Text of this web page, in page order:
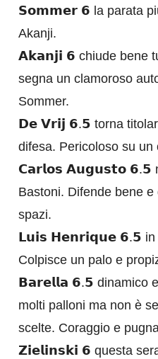
𝗦𝗼𝗺𝗺𝗲𝗿 𝟲 la parata
Akanji.
𝗔𝗸𝗮𝗻𝗷𝗶 𝟲 chiude bene
segna un clamoroso
Sommer.
𝗗𝗲 𝗩𝗿𝗶𝗷 𝟲.𝟱 torna
difesa. Pericoloso su un
𝗖𝗮𝗿𝗹𝗼𝘀 𝗔𝘂𝗴𝘂𝘀𝘁𝗼 𝟲.𝟱
Bastoni. Difende bene
spazi.
𝗟𝘂𝗶𝘀 𝗛𝗲𝗻𝗿𝗶𝗾𝘂𝗲 𝟲.𝟱 in
Colpisce un palo e
𝗕𝗮𝗿𝗲𝗹𝗹𝗮 𝟲.𝟱 dinamico
molti palloni ma non è
scelte. Coraggio e
𝗭𝗶𝗲𝗹𝗶𝗻𝘀𝗸𝗶 𝟲 questa